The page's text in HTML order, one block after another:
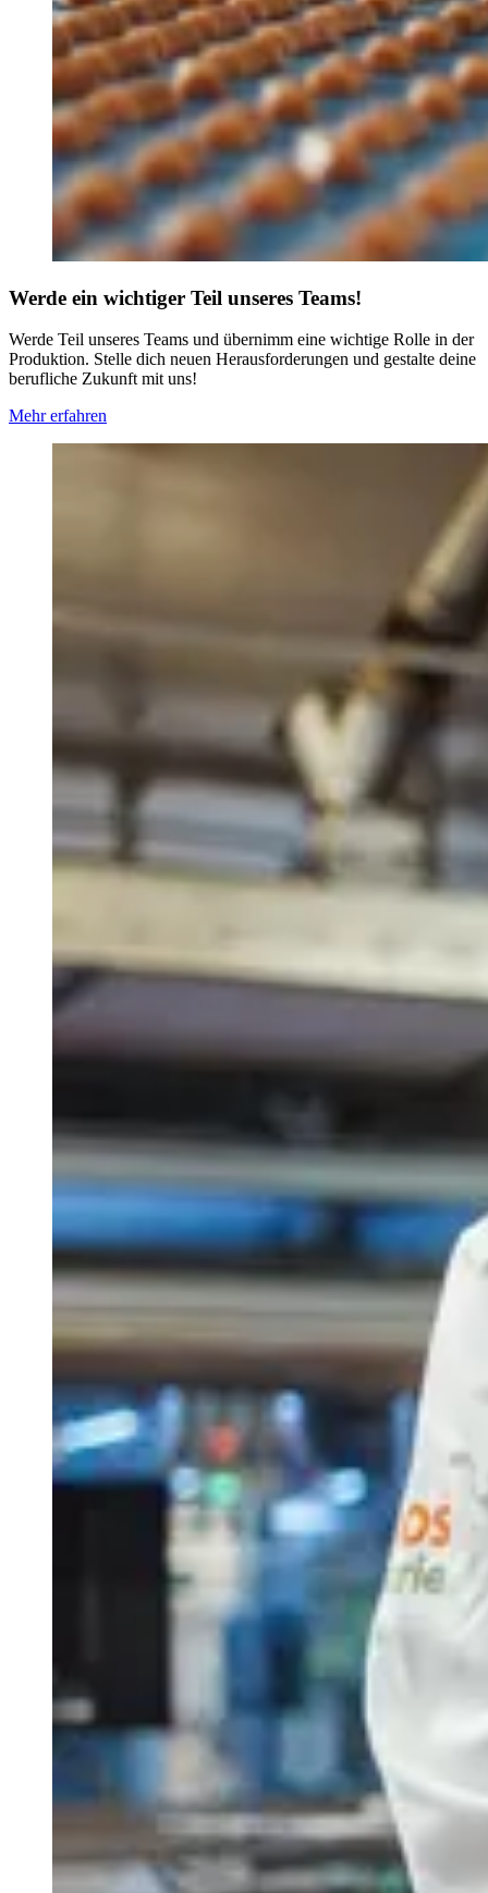
Werde ein wichtiger Teil unseres Teams!
Werde Teil unseres Teams und übernimm eine wichtige Rolle in der
Produktion. Stelle dich neuen Herausforderungen und gestalte deine
berufliche Zukunft mit uns!
Mehr erfahren